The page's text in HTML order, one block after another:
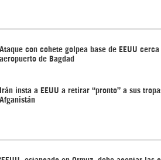
Ataque con cohete golpea base de EEUU cerca
aeropuerto de Bagdad
Irán insta a EEUU a retirar “pronto” a sus
Afganistán
‘EEUU, estancado en Ormuz, debe aceptar las